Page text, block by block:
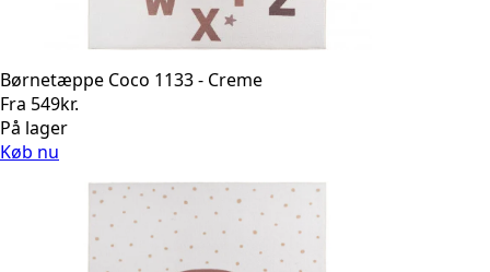
Børnetæppe Coco 1133 - Creme
Fra 549kr.
På lager
Køb nu